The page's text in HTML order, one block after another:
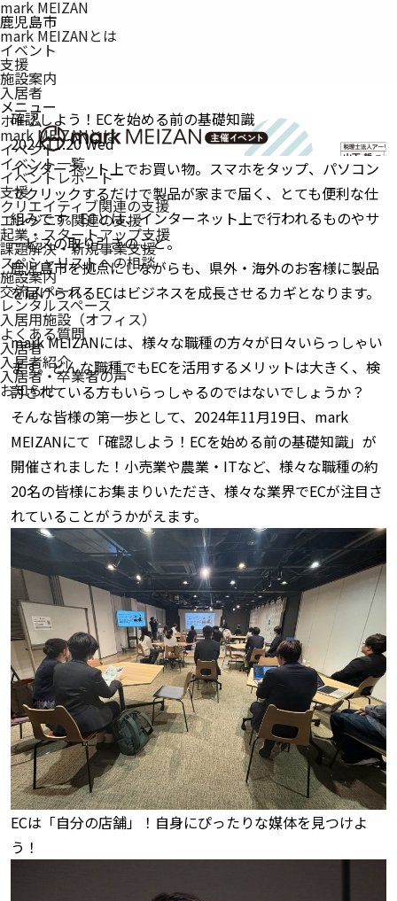
mark MEIZAN
鹿児島市
mark MEIZANとは
イベント
支援
施設案内
入居者
メニュー
ホーム
mark MEIZANとは
イベント
イベント一覧
イベントレポート
支援
クリエイティブ関連の支援
エンジニア関連の支援
起業・スタートアップ支援
課題解決・新規事業支援
スペシャリストへの相談
施設案内
交流スペース
レンタルスペース
入居用施設（オフィス）
よくある質問
入居者
入居者紹介
入居者・卒業者の声
お知らせ
確認しよう！ECを始める前の基礎知識
2024.11.20 Wed
インターネット上でお買い物。スマホをタップ、パソコン
でクリックするだけで製品が家まで届く、とても便利な仕
組みです。ECとは、インターネット上で行われるものやサ
ービスの取り引きのこと。
鹿児島市を拠点にしながらも、県外・海外のお客様に製品
を届けられるECはビジネスを成長させるカギとなります。
mark MEIZANには、様々な職種の方々が日々いらっしゃい
ます。どんな職種でもECを活用するメリットは大きく、検
討されている方もいらっしゃるのではないでしょうか？
そんな皆様の第一歩として、2024年11月19日、mark
MEIZANにて「確認しよう！ECを始める前の基礎知識」が
開催されました！小売業や農業・ITなど、様々な職種の約
20名の皆様にお集まりいただき、様々な業界でECが注目さ
れていることがうかがえます。
ECは「自分の店舗」！自身にぴったりな媒体を見つけよ
う！